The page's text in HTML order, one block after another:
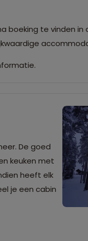
te vinden in
De goed
keuken met
heeft elk
je een cabin